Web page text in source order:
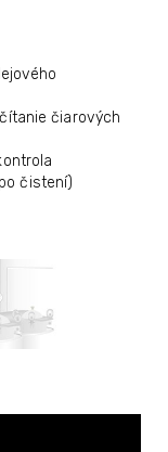
čiarových
čistení)